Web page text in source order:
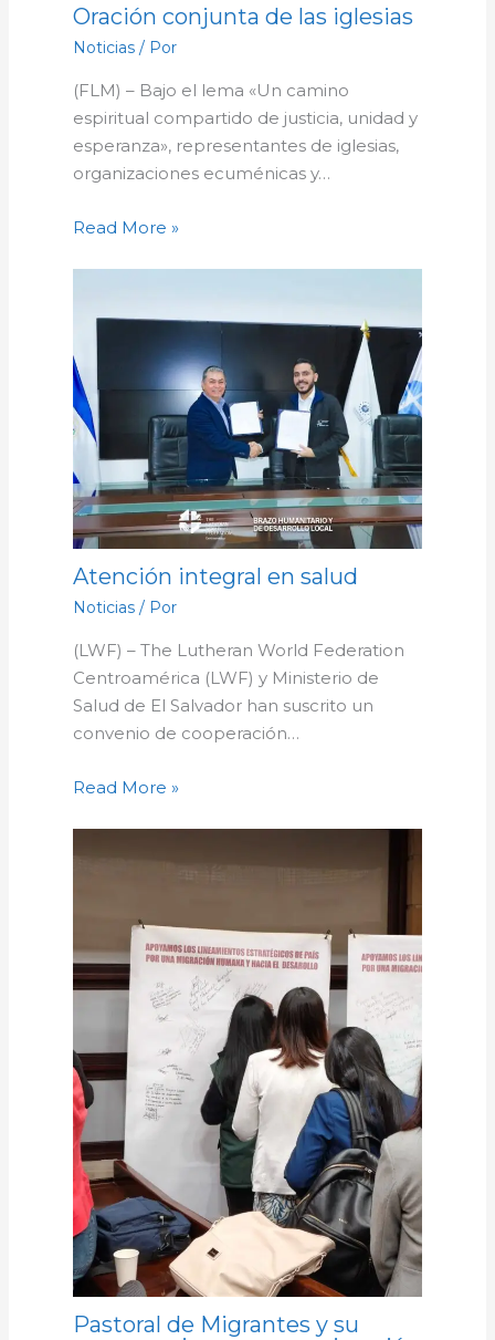
Oración conjunta de las iglesias
Noticias/ Por
(FLM) – Bajo el lema «Un camino
espiritual compartido de justicia, unidad y
esperanza», representantes de iglesias,
organizaciones ecuménicas y…
Read More »
Atención integral en salud
Noticias/ Por
(LWF) – The Lutheran World Federation
Centroamérica (LWF) y Ministerio de
Salud de El Salvador han suscrito un
convenio de cooperación…
Read More »
Pastoral de Migrantes y su